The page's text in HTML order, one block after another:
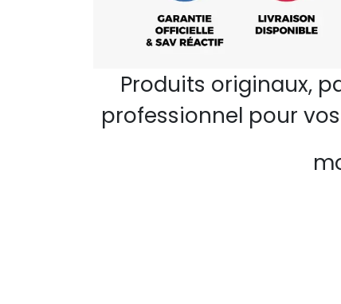
Produits originaux,
professionnel pour